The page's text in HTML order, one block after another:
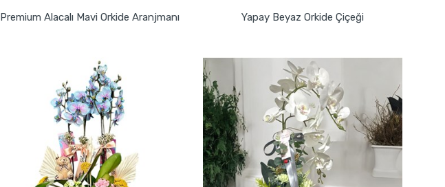
Premium Alacalı Mavi Orkide Aranjmanı Yapay Beyaz Orkide Çiçeği